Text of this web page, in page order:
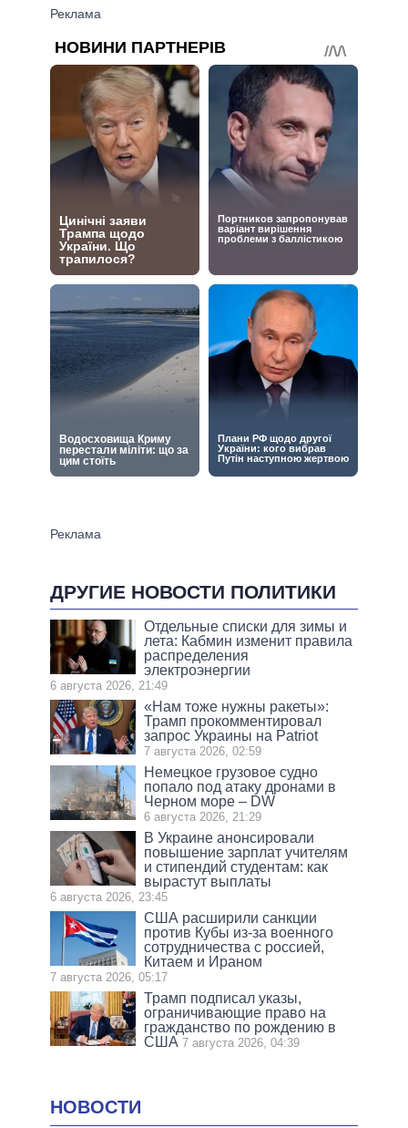
ДРУГИЕ НОВОСТИ ПОЛИТИКИ
Отдельные списки для зимы и
лета: Кабмин изменит правила
распределения
электроэнергии
6 августа 2026, 21:49
«Нам тоже нужны ракеты»:
Трамп прокомментировал
запрос Украины на Patriot
7 августа 2026, 02:59
Немецкое грузовое судно
попало под атаку дронами в
Черном море – DW
6 августа 2026, 21:29
В Украине анонсировали
повышение зарплат учителям
и стипендий студентам: как
вырастут выплаты
6 августа 2026, 23:45
США расширили санкции
против Кубы из-за военного
сотрудничества с россией,
Китаем и Ираном
7 августа 2026, 05:17
Трамп подписал указы,
ограничивающие право на
гражданство по рождению в
США 7 августа 2026, 04:39
НОВОСТИ